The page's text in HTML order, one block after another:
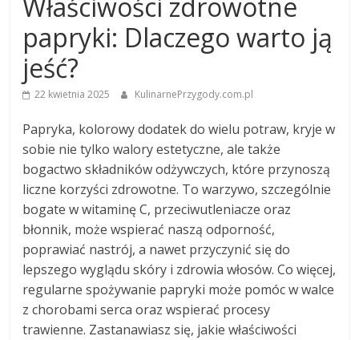
Właściwości zdrowotne
papryki: Dlaczego warto ją
jeść?
22 kwietnia 2025 KulinarnePrzygody.com.pl
Papryka, kolorowy dodatek do wielu potraw, kryje w
sobie nie tylko walory estetyczne, ale także
bogactwo składników odżywczych, które przynoszą
liczne korzyści zdrowotne. To warzywo, szczególnie
bogate w witaminę C, przeciwutleniacze oraz
błonnik, może wspierać naszą odporność,
poprawiać nastrój, a nawet przyczynić się do
lepszego wyglądu skóry i zdrowia włosów. Co więcej,
regularne spożywanie papryki może pomóc w walce
z chorobami serca oraz wspierać procesy
trawienne. Zastanawiasz się, jakie właściwości